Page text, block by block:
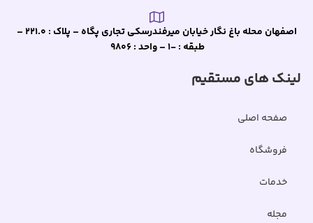
اصفهان محله باغ نگار خیابان میرفندرسکی تجاری پگاه – پلاک : 221.0 –
طبقه : -1 – واحد : 9806
لینک های مستقیم
صفحه اصلی
فروشگاه
خدمات
مجله